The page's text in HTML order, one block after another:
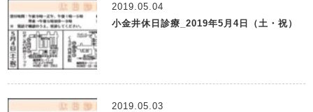
2019.05.04
小金井休日診療_2019年5月4日（土・祝）
2019.05.03